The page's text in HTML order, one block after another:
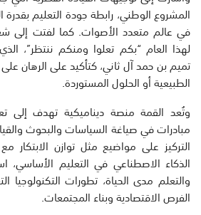
المشروع الوطني، رابطة جودة التعليم بقدرة
في عالم متعدد الأصوات. كما لفتت إلى
لهذا العام “بكم تعلوا ومنكم ننتظر”، الذي
تميم بن حمد آل ثاني، كتأكيد على الرهان
الطبيعية أو الحلول المستوردة.
وتُعد القمة منصة ديناميكية تهدف إلى
مبادرات في صياغة السياسات والبحوث
التركيز على مواضيع مثل توازن الابتكار
الذكاء الاصطناعي في التعليم الأساسي،
والتعلم مدى الحياة، تطورات التكنولوجيا
الفرص الاقتصادية وبناء المجتمعات.